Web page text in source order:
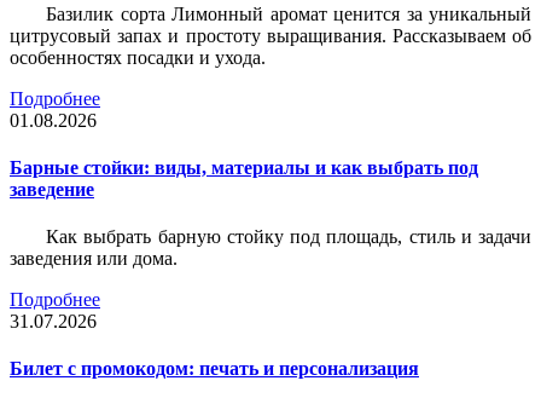
Базилик сорта Лимонный аромат ценится за уникальный
цитрусовый запах и простоту выращивания. Рассказываем об
особенностях посадки и ухода.
Подробнее
01.08.2026
Барные стойки: виды, материалы и как выбрать под
заведение
Как выбрать барную стойку под площадь, стиль и задачи
заведения или дома.
Подробнее
31.07.2026
Билет c промокодом: печать и персонализация